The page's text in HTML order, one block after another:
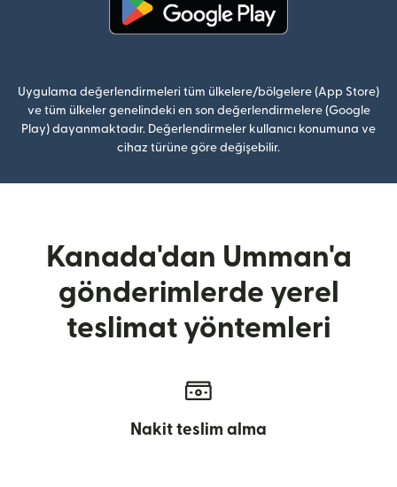
Uygulama değerlendirmeleri tüm ülkelere/bölgelere (App Store)
ve tüm ülkeler genelindeki en son değerlendirmelere (Google
Play) dayanmaktadır. Değerlendirmeler kullanıcı konumuna ve
cihaz türüne göre değişebilir.
Kanada'dan Umman'a
gönderimlerde yerel
teslimat yöntemleri
Nakit teslim alma